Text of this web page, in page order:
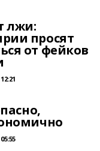
лжи:
просят
от фейков